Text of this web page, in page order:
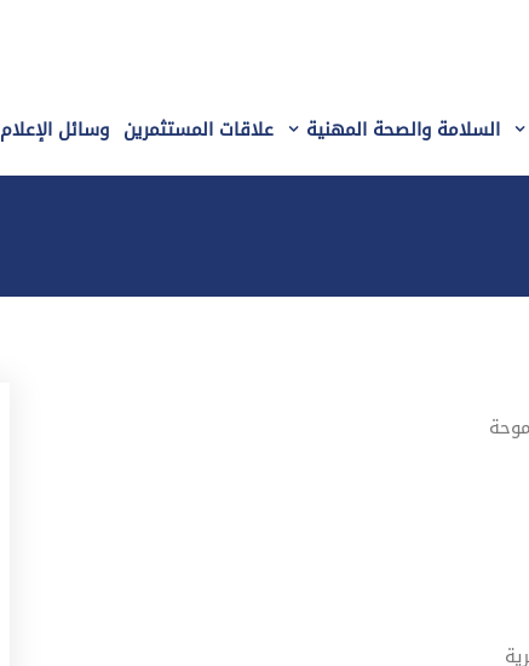
السلامة والصحة المهنية علاقات المستثمرين وسائل الإعلام